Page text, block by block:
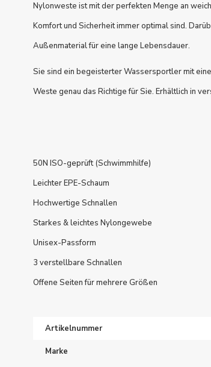
Nylonweste ist mit der perfekten Menge an
Komfort und Sicherheit immer optimal sind.
Außenmaterial für eine lange Lebensdauer.
Sie sind ein begeisterter Wassersportler mit
Weste genau das Richtige für Sie. Erhältlich in
50N ISO-geprüft (Schwimmhilfe)
Leichter EPE-Schaum
Hochwertige Schnallen
Starkes & leichtes Nylongewebe
Unisex-Passform
3 verstellbare Schnallen
Offene Seiten für mehrere Größen
Artikelnummer
Marke